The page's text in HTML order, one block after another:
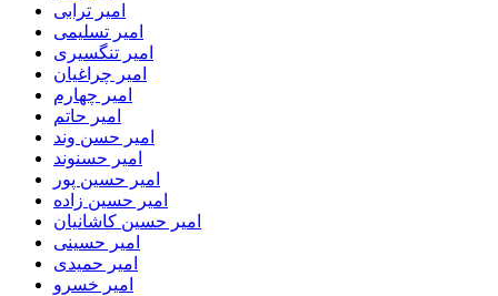
امیر ترابی
امیر تسلیمی
امیر تنگسیری
امیر چراغیان
امیر چهارم
امیر حاتم
امیر حسن وند
امیر حسنوند
امیر حسین پور
امیر حسین زاده
امیر حسین کاشانیان
امیر حسینی
امیر حمیدی
امیر خسرو